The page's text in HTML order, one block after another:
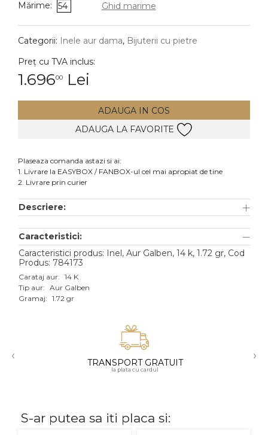
DIAMANTE Vezi toate
Cercei
Accesorii
Aur alb
Aur roz
Aur mixt
18K
Mărime: 54 Ghid marime
Categorii: Inele aur dama, Bijuterii cu pietre
Preț cu TVA inclus:
1.69600 Lei
ADAUGA IN COS
ADAUGA LA FAVORITE
Plaseaza comanda astazi si ai:
1. Livrare la EASYBOX / FANBOX-ul cel mai apropiat de tine
2. Livrare prin curier
Descriere:
Caracteristici:
Caracteristici produs: Inel, Aur Galben, 14 k, 1.72 gr, Cod
Produs: 784173
Carataj aur: 14 K
Tip aur: Aur Galben
Gramaj: 1.72 gr
‹ TRANSPORT GRATUIT
la plata cu cardul
›
S-ar putea sa iti placa si: